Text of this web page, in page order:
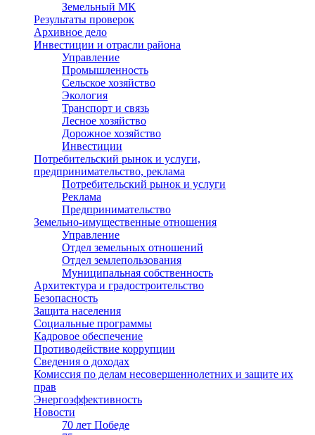
Земельный МК
Результаты проверок
Архивное дело
Инвестиции и отрасли района
Управление
Промышленность
Сельское хозяйство
Экология
Транспорт и связь
Лесное хозяйство
Дорожное хозяйство
Инвестиции
Потребительский рынок и услуги,
предпринимательство, реклама
Потребительский рынок и услуги
Реклама
Предпринимательство
Земельно-имущественные отношения
Управление
Отдел земельных отношений
Отдел землепользования
Муниципальная собственность
Архитектура и градостроительство
Безопасность
Защита населения
Социальные программы
Кадровое обеспечение
Противодействие коррупции
Сведения о доходах
Комиссия по делам несовершеннолетних и защите их
прав
Энергоэффективность
Новости
70 лет Победе